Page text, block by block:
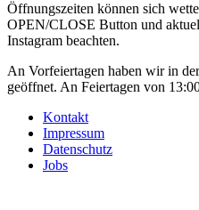
Öffnungszeiten können sich
OPEN/CLOSE Button und
Instagram beachten.
An Vorfeiertagen haben wir in
geöffnet. An Feiertagen von
Kontakt
Impressum
Datenschutz
Jobs